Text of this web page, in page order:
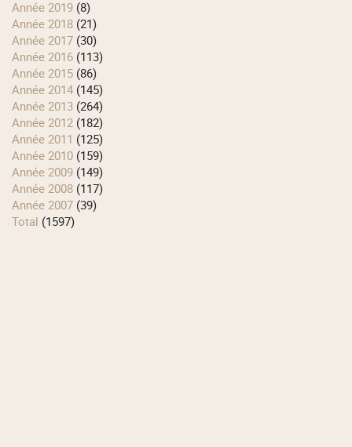
année 2019 (8)
année 2018 (21)
année 2017 (30)
année 2016 (113)
année 2015 (86)
année 2014 (145)
année 2013 (264)
année 2012 (182)
année 2011 (125)
année 2010 (159)
année 2009 (149)
année 2008 (117)
année 2007 (39)
total (1597)